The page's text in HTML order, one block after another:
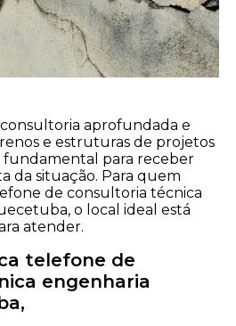
aprofundada e
e estruturas de projetos
fundamental para receber
da situação. Para quem
de consultoria técnica
o local ideal está
atender.
telefone de
engenharia